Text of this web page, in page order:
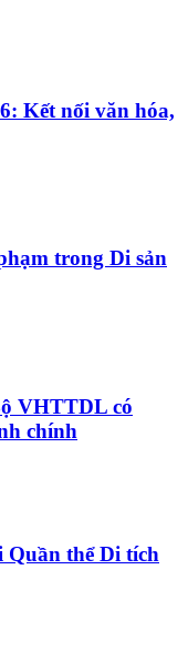
Kết nối văn hóa,
trong Di sản
VHTTDL có
chính
Quần thể Di tích